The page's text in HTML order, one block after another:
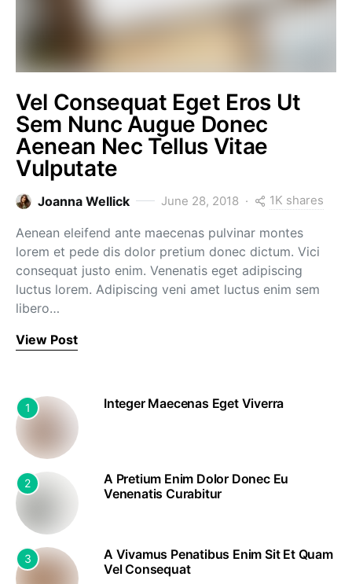
Vel Consequat Eget Eros Ut
Sem Nunc Augue Donec
Aenean Nec Tellus Vitae
Vulputate
Joanna Wellick June 28, 2018 1K shares
Aenean eleifend ante maecenas pulvinar montes
lorem et pede dis dolor pretium donec dictum. Vici
consequat justo enim. Venenatis eget adipiscing
luctus lorem. Adipiscing veni amet luctus enim sem
libero…
View Post
1 Integer Maecenas Eget Viverra
2
A Pretium Enim Dolor Donec Eu
Venenatis Curabitur
3
A Vivamus Penatibus Enim Sit Et Quam
Vel Consequat